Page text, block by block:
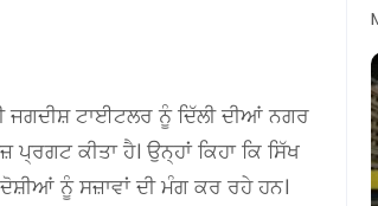
ਜਗਦੀਸ਼ ਟਾਈਟਲਰ ਨੂੰ ਦਿੱਲੀ ਦੀਆਂ ਨਗਰ
ਕੀਤਾ ਹੈ। ਉਨ੍ਹਾਂ ਕਿਹਾ ਕਿ ਸਿੱਖ
ਨੂੰ ਸਜ਼ਾਵਾਂ ਦੀ ਮੰਗ ਕਰ ਰਹੇ ਹਨ।